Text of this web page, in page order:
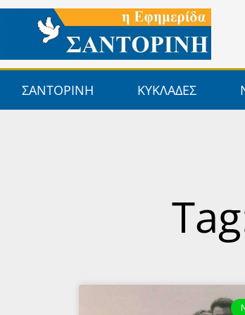
Μετάβαση
περιεχόμενο
ΣΑΝΤΟΡΙΝΗ ΚΥΚΛΑΔΕΣ